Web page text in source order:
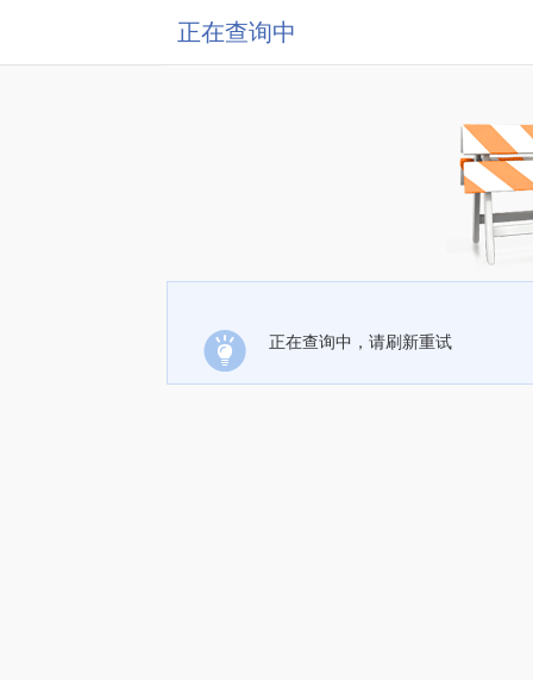
正在查询中
正在查询中，请刷新重试